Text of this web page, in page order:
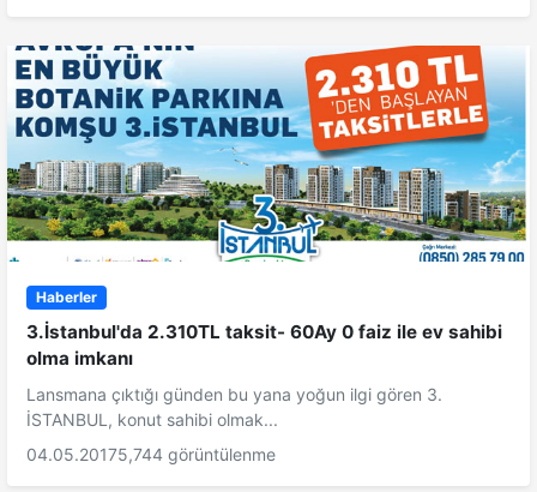
Haberler
3.İstanbul'da 2.310TL taksit- 60Ay 0 faiz ile ev sahibi
olma imkanı
Lansmana çıktığı günden bu yana yoğun ilgi gören 3.
İSTANBUL, konut sahibi olmak...
04.05.20175,744 görüntülenme